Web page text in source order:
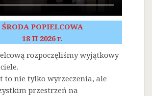
ŚRODA POPIELCOWA
18 II 2026 r.
rozpoczęliśmy wyjątkowy
to nie tylko wyrzeczenia, ale
przestrzeń na